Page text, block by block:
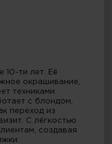
10-ти лет. Её
окрашивание,
техниками
с блондом,
переход из
С лёгкостью
создавая